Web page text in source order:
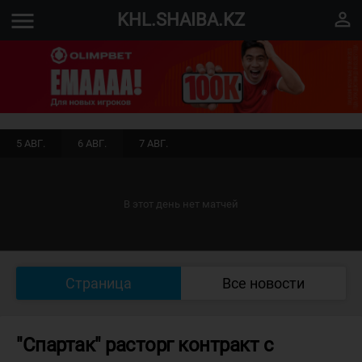
menu KHL.SHAIBA.KZ perm_identity
5 АВГ. 6 АВГ. 7 АВГ.
В этот день нет матчей
Страница Все новости
"Спартак" расторг контракт с